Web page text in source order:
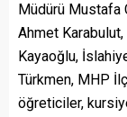
Müdürü Mustafa
Ahmet
Kayaoğlu,
Türkmen, MHP
öğreticiler,